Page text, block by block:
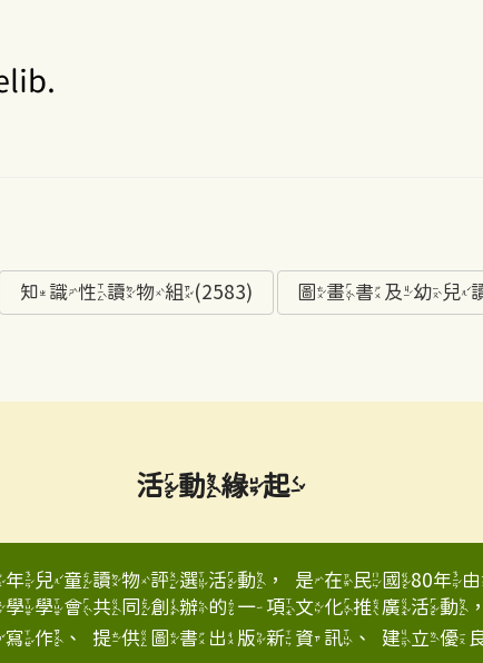
知識性讀物組(2583) 圖畫書及幼兒
活動緣起
兒童讀物評選活動，是在民國80年
學會共同創辦的一項文化推廣活動
作、提供圖書出版新資訊、建立優